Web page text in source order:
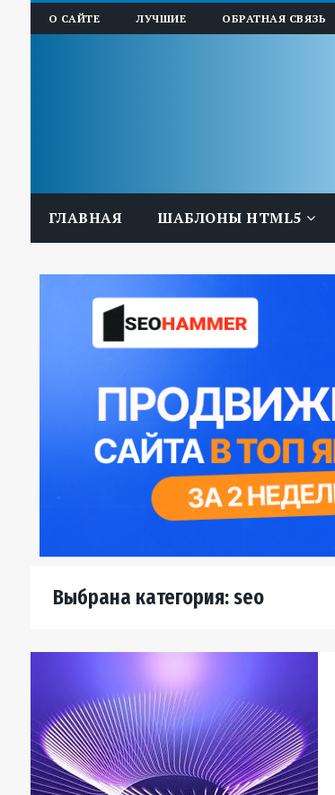
О САЙТЕ ЛУЧШИЕ ОБРАТНАЯ СВЯЗЬ
ГЛАВНАЯ ШАБЛОНЫ HTML5
Выбрана категория: seo